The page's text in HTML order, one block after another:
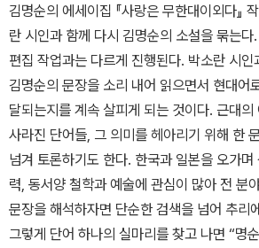
김명순의 에세이집 『사랑은 무한대이외다』
란 시인과 함께 다시 김명순의 소설을 묶는
편집 작업과는 다르게 진행된다. 박소란 시
김명순의 문장을 소리 내어 읽으면서 현대어
달되는지를 계속 살피게 되는 것이다. 근대
사라진 단어들, 그 의미를 헤아리기 위해 한
넘겨 토론하기도 한다. 한국과 일본을 오가
력, 동서양 철학과 예술에 관심이 많아 전 분
문장을 해석하자면 단순한 검색을 넘어 추리
그렇게 단어 하나의 실마리를 찾고 나면 “명